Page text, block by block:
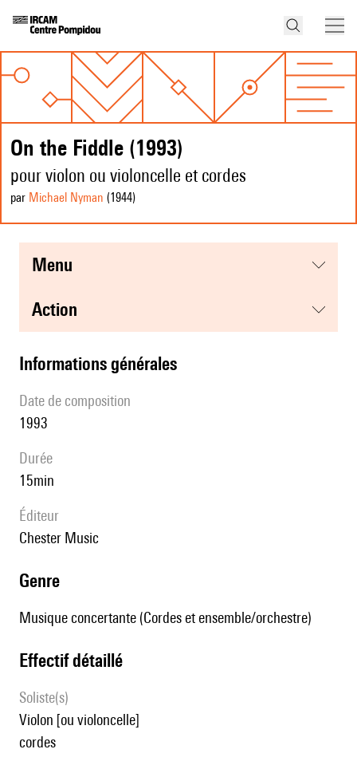
On the Fiddle (1993)
pour violon ou violoncelle et cordes
par Michael Nyman (1944)
menu
action
informations générales
date de composition
1993
durée
15min
éditeur
Chester Music
genre
Musique concertante (Cordes et ensemble/orchestre)
effectif détaillé
Soliste(s)
violon [ou violoncelle]
cordes